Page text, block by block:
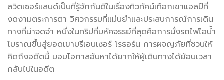
สวิตเซอร์แลนด์เป็นที่รู้จักกันดีในเรื่องทิวทัศน์เทือกเขาแอลป์ที่
งดงามตระการตา วิศวกรรมที่แม่นยำและประสบการณ์การเดิน
ทางที่น่าจดจำ หนึ่งในทริปที่มหัศจรรย์ที่สุดคือการนั่งรถไฟไอน้ำ
โบราณขึ้นสู่ยอดเขาบรีเอนเซอร์ โรธอร์น การผจญภัยที่ชวนให้
คิดถึงอดีตนี้ มอบโอกาสอันหาได้ยากให้ผู้เดินทางได้ย้อนเวลา
กลับไปในอดีต